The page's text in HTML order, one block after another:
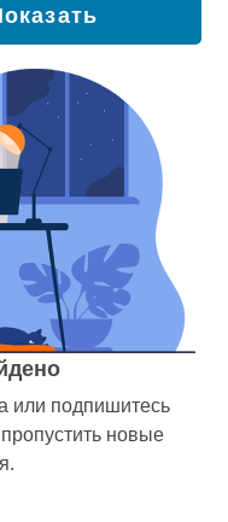
Показать
или подпишитесь
новые